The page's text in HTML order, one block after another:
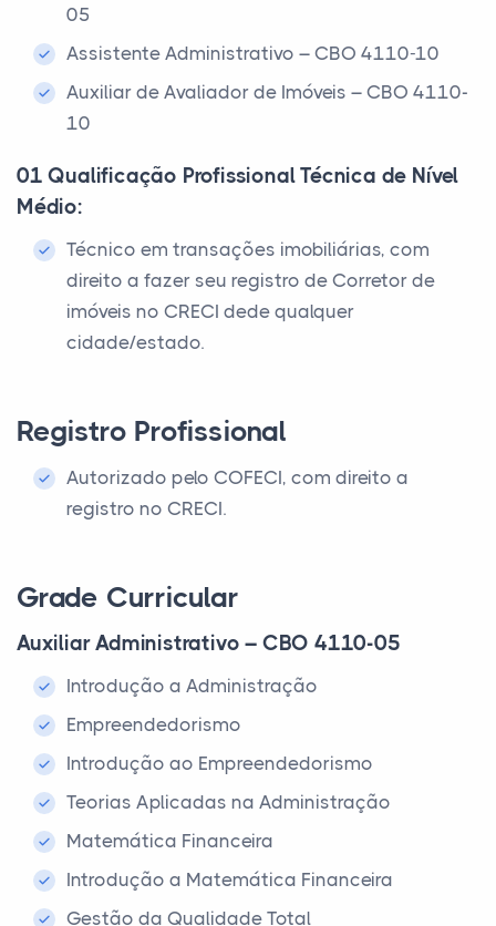
05
Assistente Administrativo – CBO 4110-10
Auxiliar de Avaliador de Imóveis – CBO 4110-
10
01 Qualificação Profissional Técnica de Nível
Médio:
Técnico em transações imobiliárias, com
direito a fazer seu registro de Corretor de
imóveis no CRECI dede qualquer
cidade/estado.
Registro Profissional
Autorizado pelo COFECI, com direito a
registro no CRECI.
Grade Curricular
Auxiliar Administrativo – CBO 4110-05
Introdução a Administração
Empreendedorismo
Introdução ao Empreendedorismo
Teorias Aplicadas na Administração
Matemática Financeira
Introdução a Matemática Financeira
Gestão da Qualidade Total